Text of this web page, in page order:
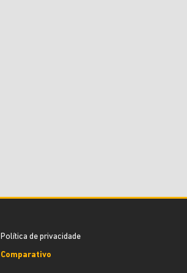
Política de privacidade
Comparativo